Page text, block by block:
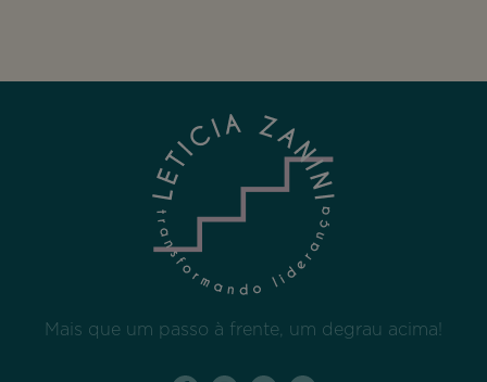
Mais que um passo à frente, um degrau acima!